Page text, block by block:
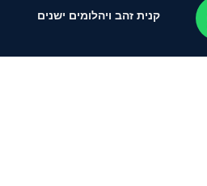
קנית זהב ויהלומים ישנים